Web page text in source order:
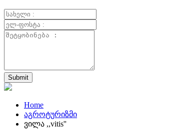
Home
აგროტურიზმი
ვილა ,,vitis''